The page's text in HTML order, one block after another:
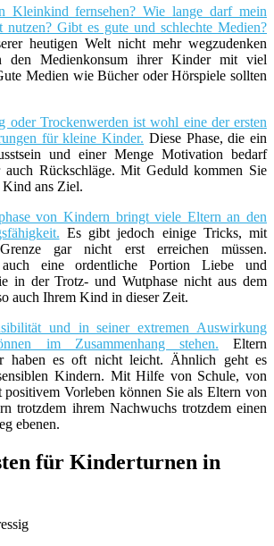
Kleinkind fernsehen? Wie lange darf mein
nutzen? Gibt es gute und schlechte Medien?
heutigen Welt nicht mehr wegzudenken
den Medienkonsum ihrer Kinder mit viel
Medien wie Bücher oder Hörspiele sollten
oder Trockenwerden ist wohl eine der ersten
für kleine Kinder. Diese Phase, die ein
und einer Menge Motivation bedarf
auch Rückschläge. Mit Geduld kommen Sie
Kind ans Ziel.
von Kindern bringt viele Eltern an den
Es gibt jedoch einige Tricks, mit
gar nicht erst erreichen müssen.
auch eine ordentliche Portion Liebe und
in der Trotz- und Wutphase nicht aus dem
auch Ihrem Kind in dieser Zeit.
und in seiner extremen Auswirkung
im Zusammenhang stehen. Eltern
haben es oft nicht leicht. Ähnlich geht es
Kindern. Mit Hilfe von Schule, von
Vorleben können Sie als Eltern von
trotzdem ihrem Nachwuchs trotzdem einen
ebenen.
für Kinderturnen in